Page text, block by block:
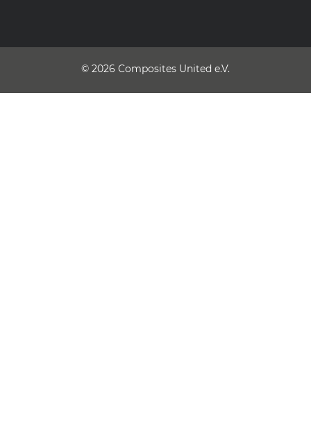
© 2026 Composites United e.V.